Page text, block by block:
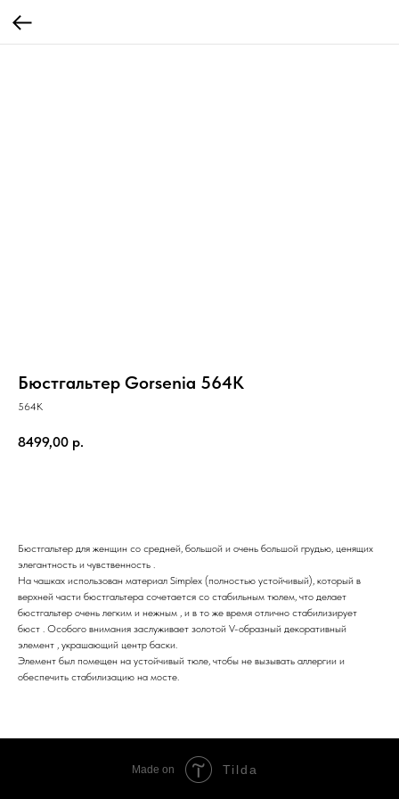
Бюстгальтер Gorsenia 564К
564К
8499,00 р.
Бюстгальтер для женщин со средней, большой и очень большой грудью, ценящих
элегантность и чувственность .
На чашках использован материал Simplex (полностью устойчивый), который в
верхней части бюстгальтера сочетается со стабильным тюлем, что делает
бюстгальтер очень легким и нежным , и в то же время отлично стабилизирует
бюст . Особого внимания заслуживает золотой V-образный декоративный
элемент , украшающий центр баски.
Элемент был помещен на устойчивый тюле, чтобы не вызывать аллергии и
обеспечить стабилизацию на мосте.
Made on Tilda